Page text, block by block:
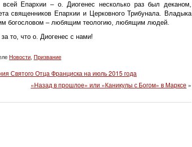
Епархии – о. Диогенес несколько раз был деканом,
священников Епархии и Церковного Трибунала. Владыка
богословом – любящим теологию, любящим людей.
то, что о. Диогенес с нами!
Новости Призвание
Святого Отца Франциска на июль 2015 года
«Назад в прошлое» или «Каникулы с Богом» в Марксе »